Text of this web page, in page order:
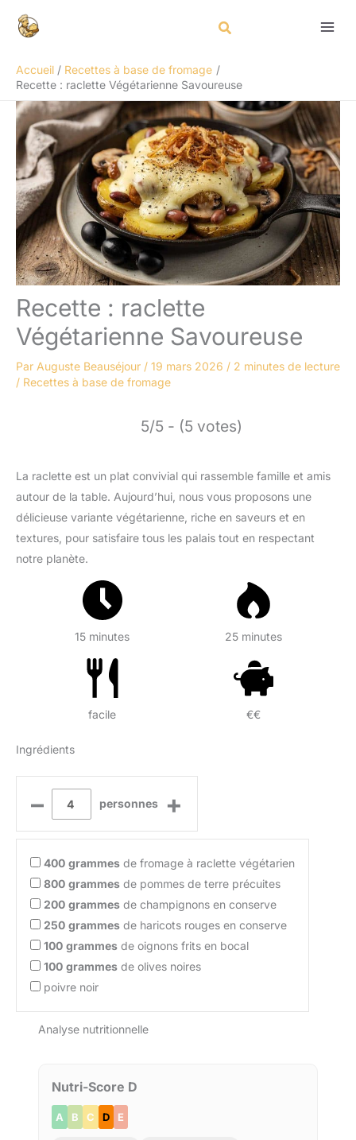
Accueil
Recettes à base de fromage
Recette : raclette Végétarienne Savoureuse
Recette : raclette
Végétarienne Savoureuse
Par Auguste Beauséjour / 19 mars 2026 / 2 minutes de lecture
/ Recettes à base de fromage
5/5 - (5 votes)
La raclette est un plat convivial qui rassemble famille et amis
autour de la table. Aujourd’hui, nous vous proposons une
délicieuse variante végétarienne, riche en saveurs et en
textures, pour satisfaire tous les palais tout en respectant
notre planète.
15 minutes 25 minutes
facile €€
Ingrédients
– personnes +
400 grammes de fromage à raclette végétarien
800 grammes de pommes de terre précuites
200 grammes de champignons en conserve
250 grammes de haricots rouges en conserve
100 grammes de oignons frits en bocal
100 grammes de olives noires
poivre noir
Analyse nutritionnelle
Nutri-Score D
A B C D E